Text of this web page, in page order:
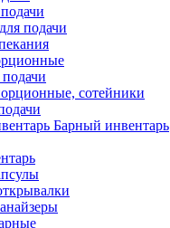
подачи
сотейники
Барный инвентарь